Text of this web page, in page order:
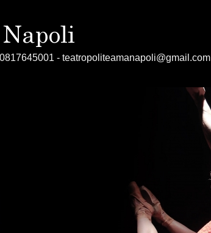
- teatropoliteamanapoli@gmail.com